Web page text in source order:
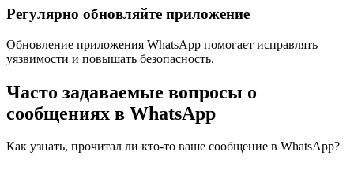
Регулярно обновляйте приложение
Обновление приложения WhatsApp помогает исправлять
уязвимости и повышать безопасность.
Часто задаваемые вопросы о
сообщениях в WhatsApp
Как узнать, прочитал ли кто-то ваше сообщение в WhatsApp?